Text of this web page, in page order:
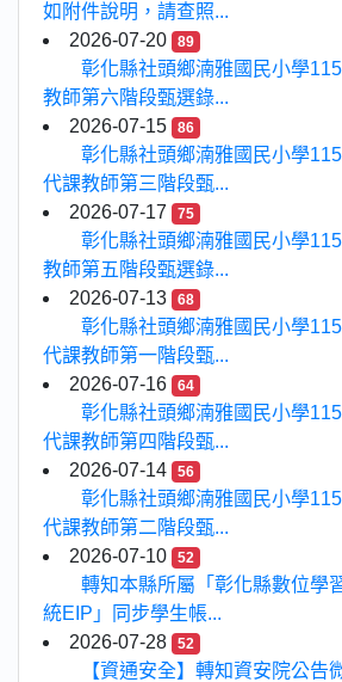
如附件說明，請查照...
2026-07-20
89
彰化縣社頭鄉湳雅國民小學
教師第六階段甄選錄...
2026-07-15
86
彰化縣社頭鄉湳雅國民小學
代課教師第三階段甄...
2026-07-17
75
彰化縣社頭鄉湳雅國民小學
教師第五階段甄選錄...
2026-07-13
68
彰化縣社頭鄉湳雅國民小學
代課教師第一階段甄...
2026-07-16
64
彰化縣社頭鄉湳雅國民小學
代課教師第四階段甄...
2026-07-14
56
彰化縣社頭鄉湳雅國民小學
代課教師第二階段甄...
2026-07-10
52
轉知本縣所屬「彰化縣數位學
統EIP」同步學生帳...
2026-07-28
52
【資通安全】轉知資安院公告